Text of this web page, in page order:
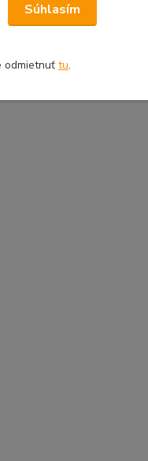
Súhlasím
odmietnuť tu.